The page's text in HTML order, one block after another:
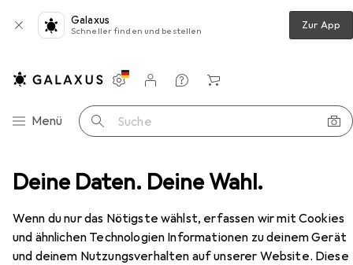
Deine Daten. Deine Wahl.
Wenn du nur das Nötigste wählst, erfassen wir mit Cookies
und ähnlichen Technologien Informationen zu deinem Gerät
und deinem Nutzungsverhalten auf unserer Website. Diese
Galaxus
Schneller finden und bestellen Zur App
Navigation nach Kategorien
Menü Suche
Einstellungen
Kundenkonto
Vergleichslisten
Merklisten
Warenkorb
TV Möbel vidaXL Jatenetta (7 Stück)
EUR
263,59
vidaXL
Jatenetta (7 Stück)
60 x 30 x 30 cm